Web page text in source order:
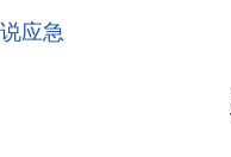
应急